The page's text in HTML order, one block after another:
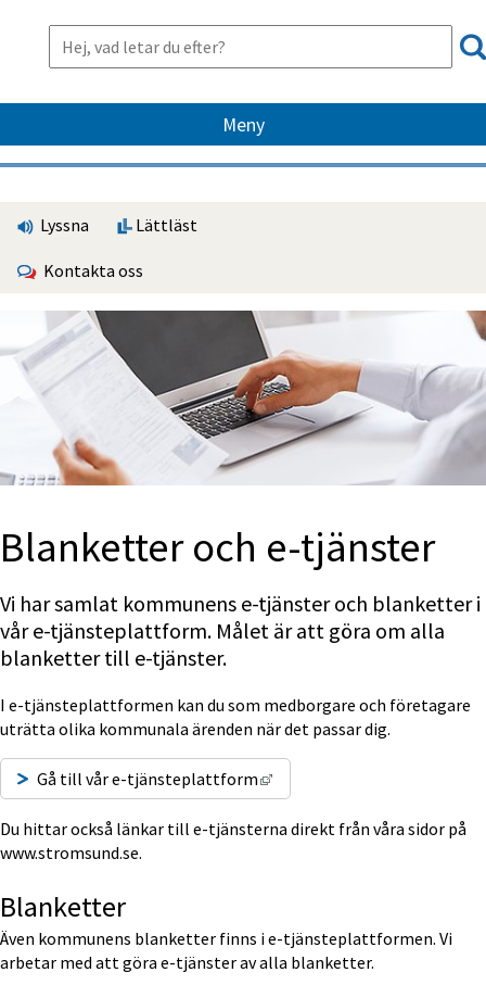
Meny
Lyssna Lättläst
Kontakta oss
Blanketter och e-tjänster
Vi har samlat kommunens e-tjänster och blanketter i
vår e-tjänsteplattform. Målet är att göra om alla
blanketter till e-tjänster.
I e-tjänsteplattformen kan du som med­borgare och företagare
uträtta olika kommunala ärenden när det passar dig.
Gå till vår e-tjänsteplattform
Du hittar också länkar till e-tjänsterna direkt från våra sidor på
www.stromsund.se.
Blanketter
Även kommunens blanketter finns i e-tjänsteplattformen. Vi
arbetar med att göra e-tjänster av alla blanketter.